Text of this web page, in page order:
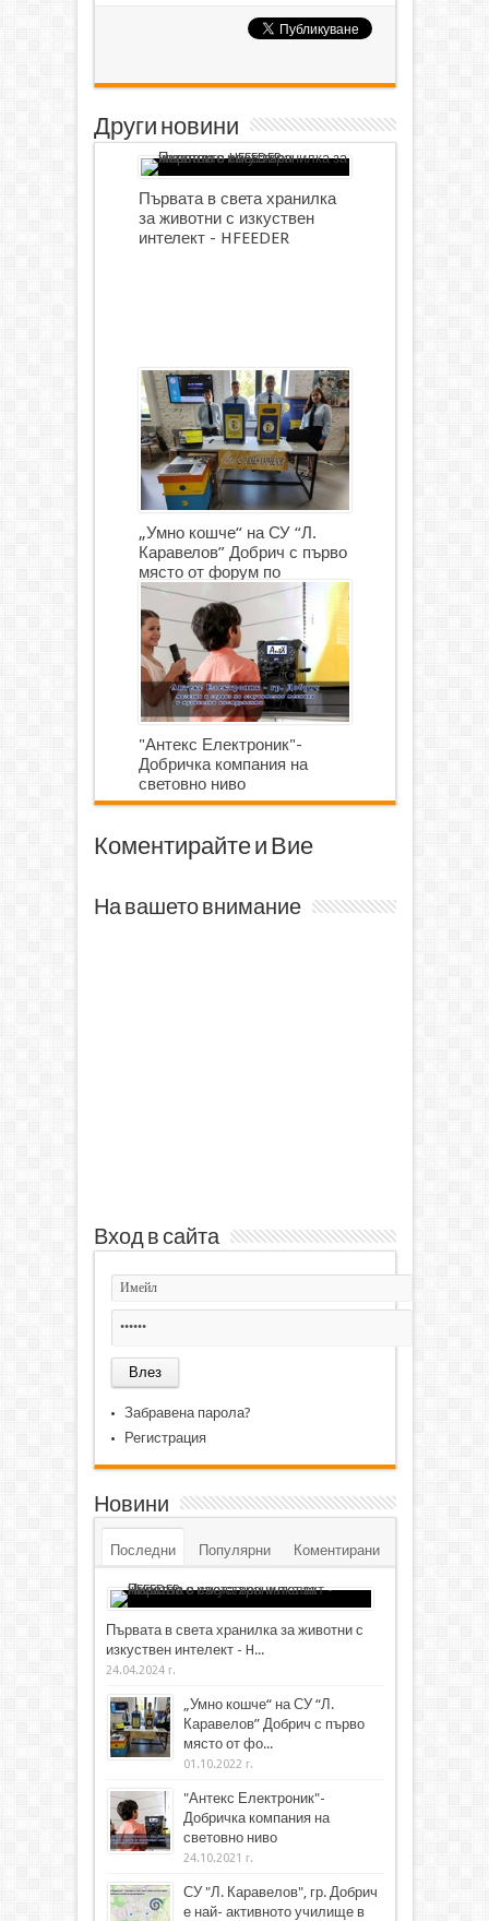
Други новини
Първата в света хранилка
за животни с изкуствен
интелект - HFEEDER
„Умно кошче“ на СУ “Л.
Каравелов” Добрич с първо
място от форум по
роботика
"Антекс Електроник"-
Добричка компания на
световно ниво
Коментирайте и Вие
На вашето внимание
Вход в сайта
Забравена парола?
Регистрация
Новини
Последни Популярни Коментирани
Първата в света хранилка за животни с
изкуствен интелект - H...
24.04.2024 г.
„Умно кошче“ на СУ “Л.
Каравелов” Добрич с първо
място от фо...
01.10.2022 г.
"Антекс Електроник"-
Добричка компания на
световно ниво
24.10.2021 г.
СУ "Л. Каравелов", гр. Добрич
е най- активното училище в